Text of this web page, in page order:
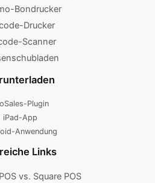
Bondrucker
Drucker
Scanner
Plugin
iPad-App
Anwendung
Links
vs. Square POS